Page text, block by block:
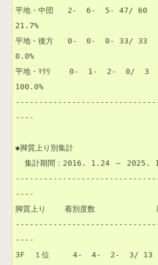
平地・中団   2-  6-  5- 47/ 60
21.7%
平地・後方   0-  0-  0- 33/ 33
0.0%
平地・ﾏｸﾘ    0-  1-  2-  0/  3
100.0%
----
◆脚質上り別集計
----
脚質上り    着別度数             勝
----
3F  １位     4-  4-  2-  3/ 13